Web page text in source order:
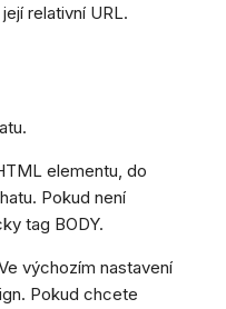
relativní URL.
elementu, do
Pokud není
tag BODY.
výchozím nastavení
Pokud chcete